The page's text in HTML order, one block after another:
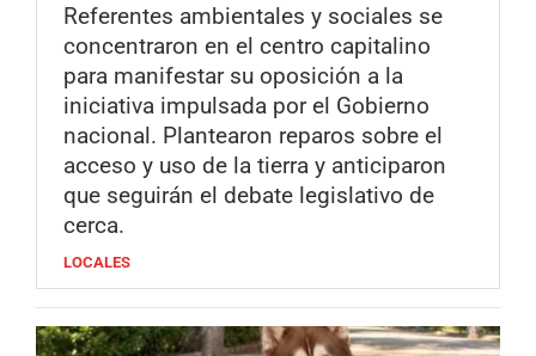
Referentes ambientales y sociales se
concentraron en el centro capitalino
para manifestar su oposición a la
iniciativa impulsada por el Gobierno
nacional. Plantearon reparos sobre el
acceso y uso de la tierra y anticiparon
que seguirán el debate legislativo de
cerca.
LOCALES